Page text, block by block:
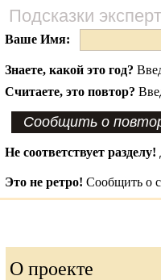
Подсказки
Ваше Имя:
Знаете, какой это год?
Считаете, это повтор?
Не соответствует разделу!
Это не ретро! Сообщить о
О проекте